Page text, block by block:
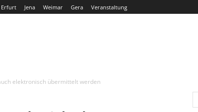
Erfurt Jena Weimar Gera Veranstaltung
elektronisch übermittelt werden